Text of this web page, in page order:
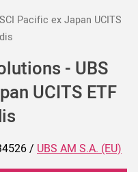
Pacific ex Japan UCITS
- UBS
UCITS ETF
/ UBS AM S.A. (EU)